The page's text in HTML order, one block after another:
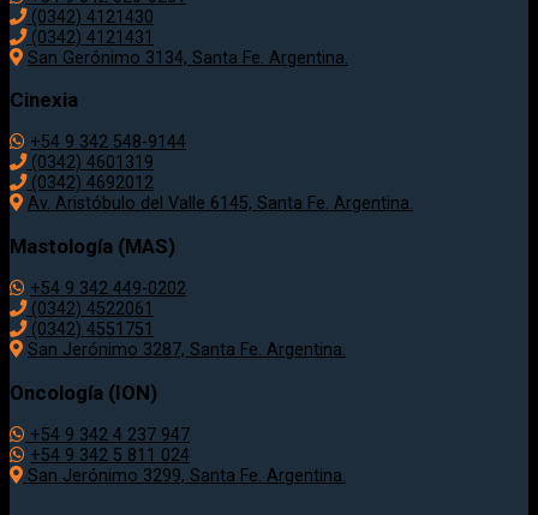
(0342) 4121430
(0342) 4121431
San Gerónimo 3134, Santa Fe. Argentina.
Cinexia
+54 9 342 548-9144
(0342) 4601319
(0342) 4692012
Av. Aristóbulo del Valle 6145, Santa Fe. Argentina.
Mastología (MAS)
+54 9 342 449-0202
(0342) 4522061
(0342) 4551751
San Jerónimo 3287, Santa Fe. Argentina.
Oncología (ION)
+54 9 342 4 237 947
+54 9 342 5 811 024
San Jerónimo 3299, Santa Fe. Argentina.